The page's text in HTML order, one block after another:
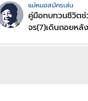
แม่หมอสมัครเล่น
คู่มือทบทวนชีวิตช่
จร(7)เดินถอยหลั